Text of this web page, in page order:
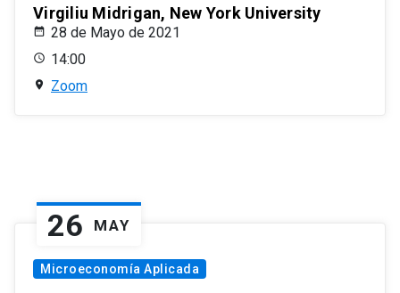
Virgiliu Midrigan, New York University
28 de Mayo de 2021
14:00
Zoom
26 MAY
Microeconomía Aplicada